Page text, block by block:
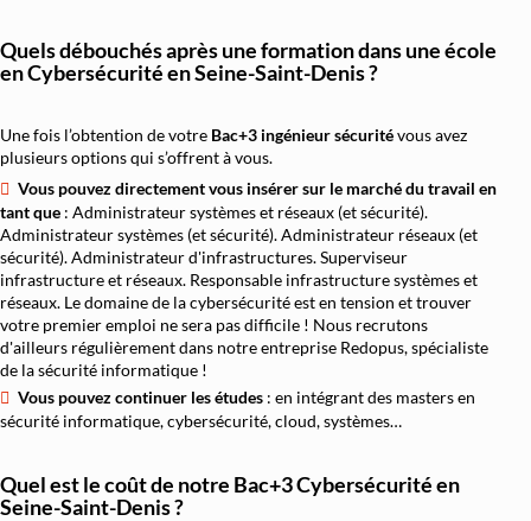
Quels débouchés après une formation dans une école
en Cybersécurité en Seine-Saint-Denis ?
Une fois l’obtention de votre Bac+3 ingénieur sécuritévous avez
plusieurs options qui s’offrent à vous.
Vous pouvez directement vous insérer sur le marché du travail en
tant que : Administrateur systèmes et réseaux (et sécurité).
Administrateur systèmes (et sécurité). Administrateur réseaux (et
sécurité). Administrateur d'infrastructures. Superviseur
infrastructure et réseaux. Responsable infrastructure systèmes et
réseaux. Le domaine de la cybersécurité est en tension et trouver
votre premier emploi ne sera pas difficile ! Nous recrutons
d'ailleurs régulièrement dans notre entreprise Redopus, spécialiste
de la sécurité informatique !
Vous pouvez continuer les études : en intégrant des masters en
sécurité informatique, cybersécurité, cloud, systèmes…
Quel est le coût de notre Bac+3 Cybersécurité en
Seine-Saint-Denis ?